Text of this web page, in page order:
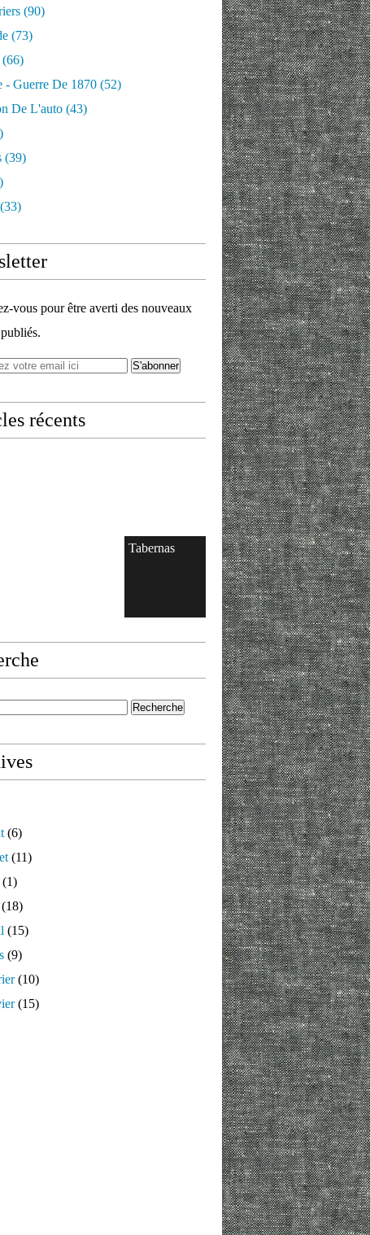
(90)
(73)
(66)
- Guerre De 1870 (52)
De L'auto (43)
(39)
(33)
vous pour être averti des nouveaux
récents
Tabernas
(6)
(11)
(1)
(18)
(15)
(9)
(10)
(15)